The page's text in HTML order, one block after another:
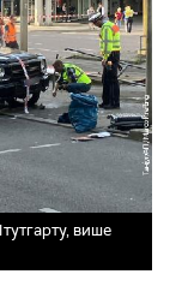
више